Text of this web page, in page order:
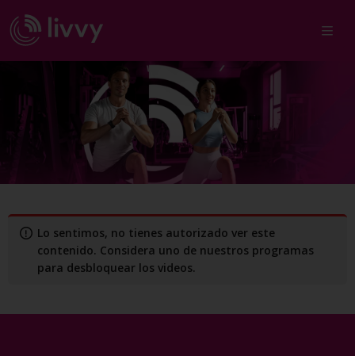
VINYASA SUAVE
Lo sentimos, no tienes autorizado ver este
contenido. Considera uno de nuestros programas
para desbloquear los videos.